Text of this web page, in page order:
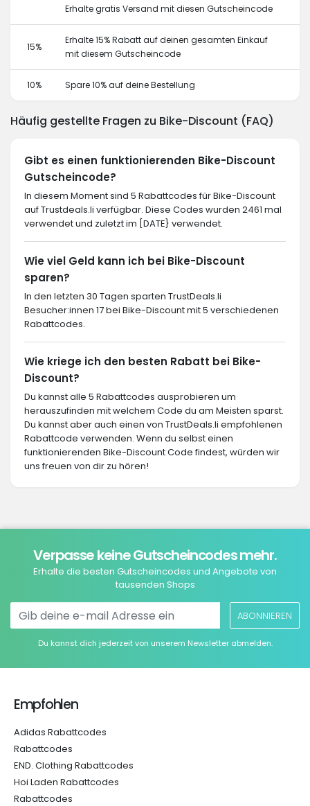
Erhalte gratis Versand mit diesen Gutscheincode
15%
Erhalte 15% Rabatt auf deinen gesamten Einkauf
mit diesem Gutscheincode
10% Spare 10% auf deine Bestellung
Häufig gestellte Fragen zu Bike-Discount (FAQ)
Gibt es einen funktionierenden Bike-Discount
Gutscheincode?
In diesem Moment sind 5 Rabattcodes für Bike-Discount
auf Trustdeals.li verfügbar. Diese Codes wurden 2461 mal
verwendet und zuletzt im [DATE} verwendet.
Wie viel Geld kann ich bei Bike-Discount
sparen?
In den letzten 30 Tagen sparten TrustDeals.li
Besucher:innen 17 bei Bike-Discount mit 5 verschiedenen
Rabattcodes.
Wie kriege ich den besten Rabatt bei Bike-
Discount?
Du kannst alle 5 Rabattcodes ausprobieren um
herauszufinden mit welchem Code du am Meisten sparst.
Du kannst aber auch einen von TrustDeals.li empfohlenen
Rabattcode verwenden. Wenn du selbst einen
funktionierenden Bike-Discount Code findest, würden wir
uns freuen von dir zu hören!
Verpasse keine Gutscheincodes mehr.
Erhalte die besten Gutscheincodes und Angebote von
tausenden Shops
ABONNIEREN
Du kannst dich jederzeit von unserem Newsletter abmelden.
Empfohlen
Adidas Rabattcodes
Rabattcodes
END. Clothing Rabattcodes
Hoi Laden Rabattcodes
Rabattcodes